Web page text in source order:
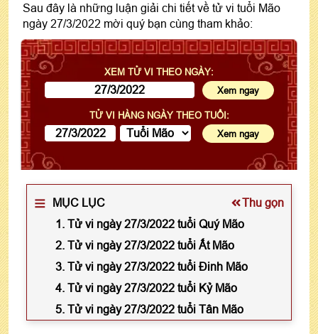
Sau đây là những luận giải chi tiết về tử vi tuổi Mão
ngày 27/3/2022 mời quý bạn cùng tham khảo:
XEM TỬ VI THEO NGÀY:
TỬ VI HÀNG NGÀY THEO TUỔI:
MỤC LỤC
Thu gọn
1. Tử vi ngày 27/3/2022 tuổi Quý Mão
2. Tử vi ngày 27/3/2022 tuổi Ất Mão
3. Tử vi ngày 27/3/2022 tuổi Đinh Mão
4. Tử vi ngày 27/3/2022 tuổi Kỷ Mão
5. Tử vi ngày 27/3/2022 tuổi Tân Mão